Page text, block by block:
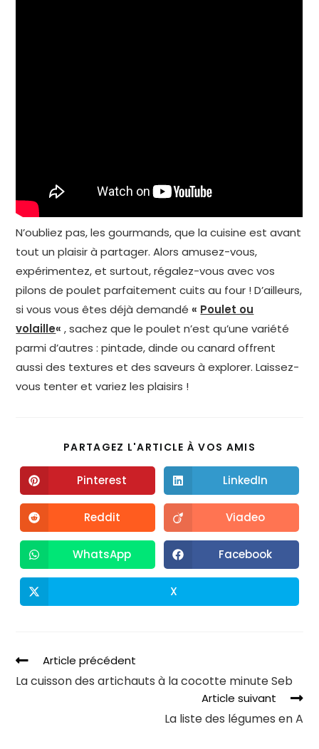
N’oubliez pas, les gourmands, que la cuisine est avant
tout un plaisir à partager. Alors amusez-vous,
expérimentez, et surtout, régalez-vous avec vos
pilons de poulet parfaitement cuits au four ! D’ailleurs,
si vous vous êtes déjà demandé« Poulet ou
volaille«, sachez que le poulet n’est qu’une variété
parmi d’autres : pintade, dinde ou canard offrent
aussi des textures et des saveurs à explorer. Laissez-
vous tenter et variez les plaisirs !
PARTAGEZ L'ARTICLE À VOS AMIS
Pinterest LinkedIn
Reddit Viadeo
WhatsApp Facebook
X
Article précédent
La cuisson des artichauts à la cocotte minute Seb
Article suivant
La liste des légumes en A